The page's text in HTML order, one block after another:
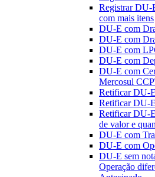
Registrar DU-
com mais itens
DU-E com
DU-E com
DU-E com
DU-E com
DU-E com
Mercosul
Retificar DU-
Retificar DU-
Retificar DU-
de valor e
DU-E com
DU-E com
DU-E sem
Operação